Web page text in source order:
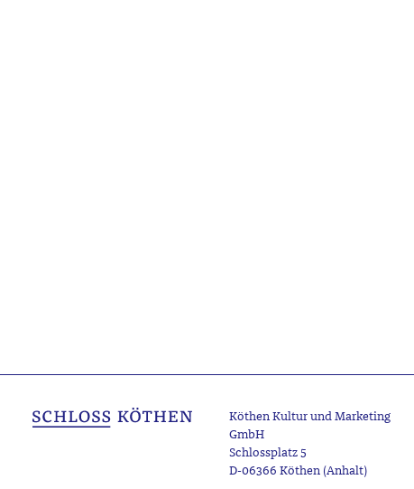
Köthen Kultur und Marketing
GmbH
Schlossplatz 5
D-06366 Köthen (Anhalt)